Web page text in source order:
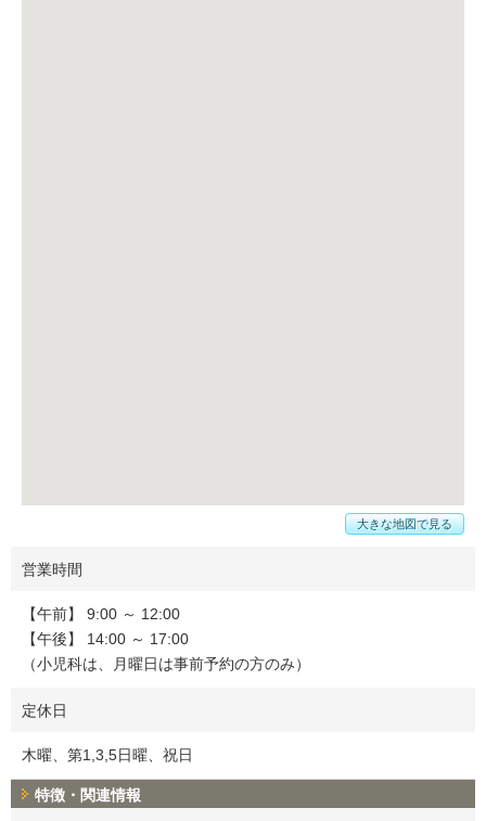
大きな地図で見る
営業時間
【午前】 9:00 ～ 12:00
【午後】 14:00 ～ 17:00
（小児科は、月曜日は事前予約の方のみ）
定休日
木曜、第1,3,5日曜、祝日
特徴・関連情報